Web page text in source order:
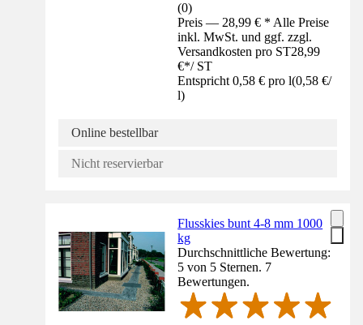
(0)
Preis — 28,99 € * Alle Preise
inkl. MwSt. und ggf. zzgl.
Versandkosten pro ST28,99
€*/ ST
Entspricht 0,58 € pro l(0,58 €/
l)
Online bestellbar
Nicht reservierbar
Flusskies bunt 4-8 mm 1000
kg
Durchschnittliche Bewertung:
5 von 5 Sternen. 7
Bewertungen.